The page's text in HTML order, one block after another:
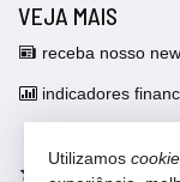
VEJA MAIS
receba nosso
indicadores
imóveis favoritos
Utilizamos